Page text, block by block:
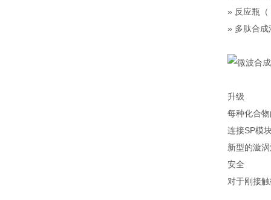
» 反应瓶（
» 多肽合成
升级
每种化合
连接SP模
新型的漩
安全
对于刚接